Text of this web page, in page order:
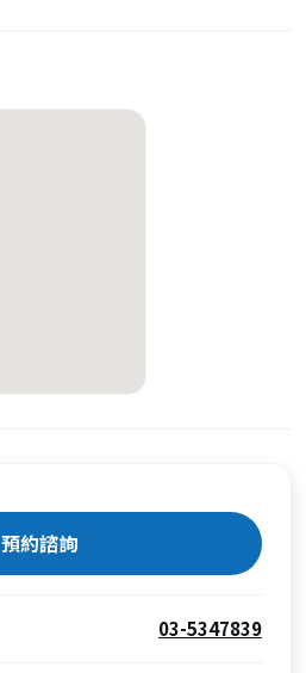
預約諮詢
03-5347839